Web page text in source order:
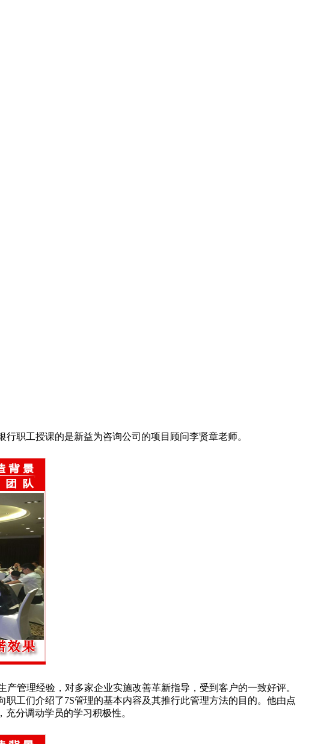
职工授课的是新益为咨询公司的项目顾问李贤章老师。
管理经验，对多家企业实施改善革新指导，受到客户的一致好评。
工们介绍了7S管理的基本内容及其推行此管理方法的目的。他由点
分调动学员的学习积极性。